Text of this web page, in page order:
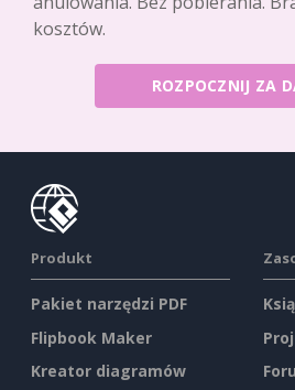
kosztów.
ROZPOCZNIJ ZA
Produkt
Pakiet narzędzi PDF
Flipbook Maker
Kreator diagramów